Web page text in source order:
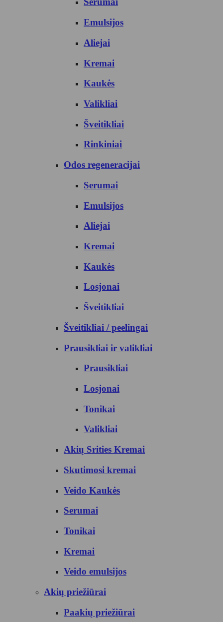
Emulsijos
Aliejai
Kremai
Kaukės
Valikliai
Šveitikliai
Rinkiniai
Odos regeneracijai
Serumai
Emulsijos
Aliejai
Kremai
Kaukės
Losjonai
Šveitikliai
Šveitikliai / peelingai
Prausikliai ir valikliai
Prausikliai
Losjonai
Tonikai
Valikliai
Akių Srities Kremai
Skutimosi kremai
Veido Kaukės
Serumai
Tonikai
Kremai
Veido emulsijos
Akių priežiūrai
Paakių priežiūrai